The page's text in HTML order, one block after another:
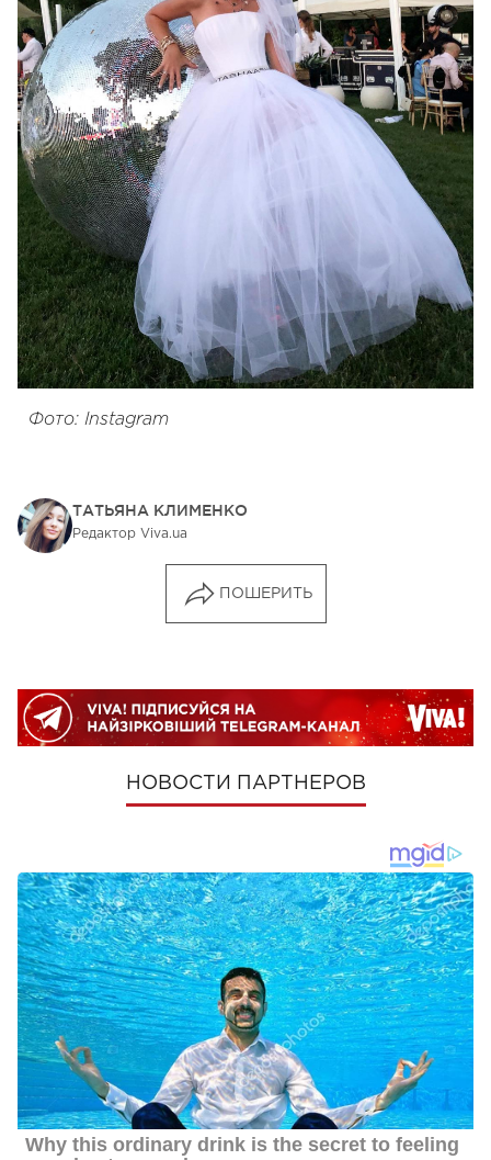
Фото: Instagram
ТАТЬЯНА КЛИМЕНКО
Редактор Viva.ua
ПОШЕРИТЬ
НОВОСТИ ПАРТНЕРОВ